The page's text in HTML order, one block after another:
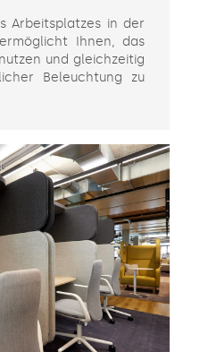
Arbeitsplatzes in der
Ihnen, das
und gleichzeitig
Beleuchtung zu